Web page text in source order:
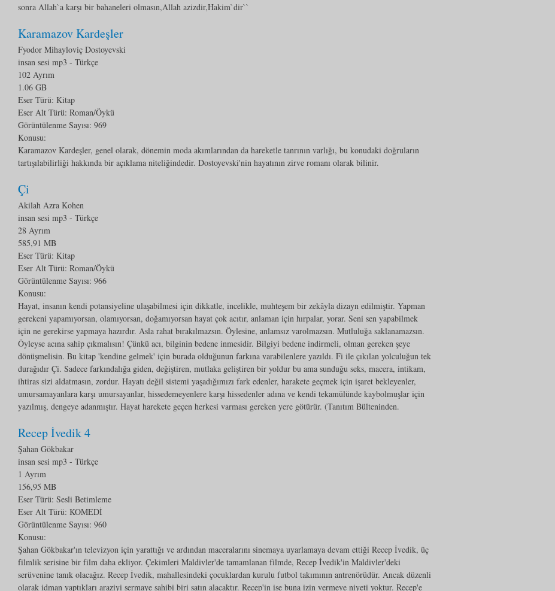
sonra Allah`a karşı bir bahaneleri olmasın,Allah azizdir,Hakim`dir``
Karamazov Kardeşler
Fyodor Mihayloviç Dostoyevski
insan sesi mp3 - Türkçe
102 Ayrım
1.06 GB
Eser Türü: Kitap
Eser Alt Türü: Roman/Öykü
Görüntülenme Sayısı: 969
Konusu:
Karamazov Kardeşler, genel olarak, dönemin moda akımlarından da hareketle tanrının varlığı, bu konudaki doğruların
tartışılabilirliği hakkında bir açıklama niteliğindedir. Dostoyevski'nin hayatının zirve romanı olarak bilinir.
Çi
Akilah Azra Kohen
insan sesi mp3 - Türkçe
28 Ayrım
585,91 MB
Eser Türü: Kitap
Eser Alt Türü: Roman/Öykü
Görüntülenme Sayısı: 966
Konusu:
Hayat, insanın kendi potansiyeline ulaşabilmesi için dikkatle, incelikle, muhteşem bir zekâyla dizayn edilmiştir. Yapman
gerekeni yapamıyorsan, olamıyorsan, doğamıyorsan hayat çok acıtır, anlaman için hırpalar, yorar. Seni sen yapabilmek
için ne gerekirse yapmaya hazırdır. Asla rahat bırakılmazsın. Öylesine, anlamsız varolmazsın. Mutluluğa saklanamazsın.
Öyleyse acına sahip çıkmalısın! Çünkü acı, bilginin bedene inmesidir. Bilgiyi bedene indirmeli, olman gereken şeye
dönüşmelisin. Bu kitap 'kendine gelmek' için burada olduğunun farkına varabilenlere yazıldı. Fi ile çıkılan yolculuğun tek
durağıdır Çi. Sadece farkındalığa giden, değiştiren, mutlaka geliştiren bir yoldur bu ama sunduğu seks, macera, intikam,
ihtiras sizi aldatmasın, zordur. Hayatı değil sistemi yaşadığımızı fark edenler, harakete geçmek için işaret bekleyenler,
umursamayanlara karşı umursayanlar, hissedemeyenlere karşı hissedenler adına ve kendi tekamülünde kaybolmuşlar için
yazılmış, dengeye adanmıştır. Hayat harekete geçen herkesi varması gereken yere götürür. (Tanıtım Bülteninden.
Recep İvedik 4
Şahan Gökbakar
insan sesi mp3 - Türkçe
1 Ayrım
156,95 MB
Eser Türü: Sesli Betimleme
Eser Alt Türü: KOMEDİ
Görüntülenme Sayısı: 960
Konusu:
Şahan Gökbakar'ın televizyon için yarattığı ve ardından maceralarını sinemaya uyarlamaya devam ettiği Recep İvedik, üç
filmlik serisine bir film daha ekliyor. Çekimleri Maldivler'de tamamlanan filmde, Recep İvedik'in Maldivler'deki
serüvenine tanık olacağız. Recep İvedik, mahallesindeki çocuklardan kurulu futbol takımının antrenörüdür. Ancak düzenli
olarak idman yaptıkları araziyi sermaye sahibi biri satın alacaktır. Recep'in ise buna izin vermeye niyeti yoktur. Recep'e